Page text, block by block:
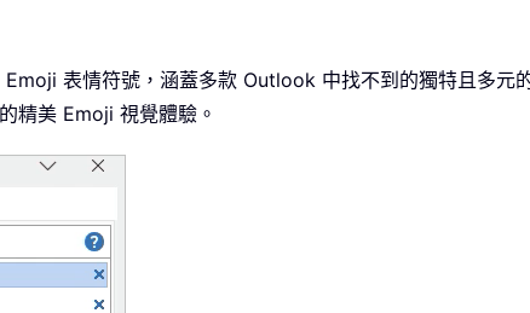
表情符號，涵蓋多款 Outlook 中找不到的獨特且多元
精美 Emoji 視覺體驗。